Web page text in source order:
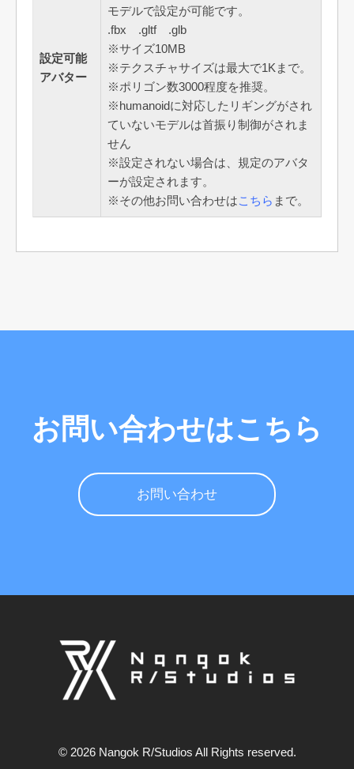
設定可能
アバター
モデルで設定が可能です。
.fbx .gltf .glb
※サイズ10MB
※テクスチャサイズは最大で1Kまで。
※ポリゴン数3000程度を推奨。
※humanoidに対応したリギングがされ
ていないモデルは首振り制御がされま
せん
※設定されない場合は、規定のアバタ
ーが設定されます。
※その他お問い合わせはこちら まで。
お問い合わせはこちら
お問い合わせ
© 2026 Nangok R/Studios All Rights reserved.